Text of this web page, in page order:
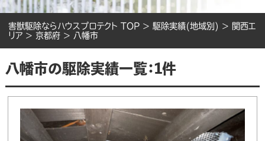
害獣駆除ならハウスプロテクト TOP > 駆除実績(地域別) > 関西エ
リア > 京都府 > 八幡市
八幡市の駆除実績一覧：1件